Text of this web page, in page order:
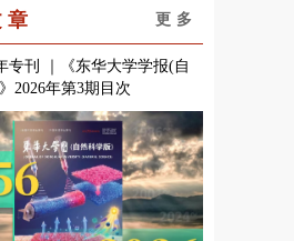
更多
专刊 ｜《东华大学学报(自
2026年第3期目次